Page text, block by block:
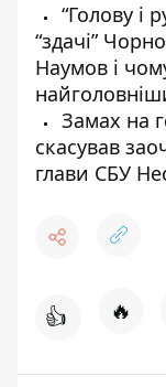
“Голову і
“здачі”
Наумов і
Замах на
скасував
глави СБУ
👍 🔥